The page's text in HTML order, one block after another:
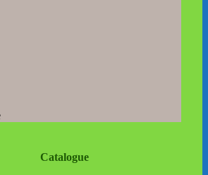
Catalogue